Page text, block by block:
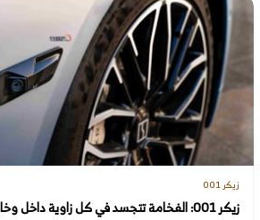
زيكر 001
زيكر 001: الفخامة تتجسد في كل زاوية داخل وخارج السيارة